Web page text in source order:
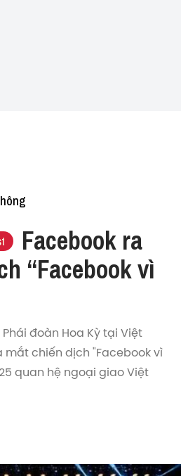
Facebook ra
“Facebook vì
đoàn Hoa Kỳ tại Việt
chiến dịch "Facebook vì
quan hệ ngoại giao Việt